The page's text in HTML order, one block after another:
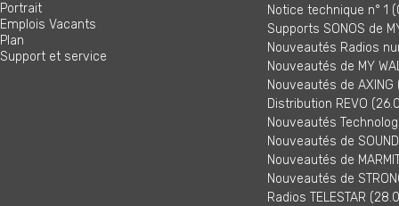
Portrait
Emplois Vacants
Plan
Support et service
Notice technique n° 1
Supports SONOS de
Nouveautés Radios
Nouveautés de MY
Nouveautés de AXING
Distribution REVO
Nouveautés
Nouveautés de
Nouveautés de
Nouveautés de
Radios TELESTAR